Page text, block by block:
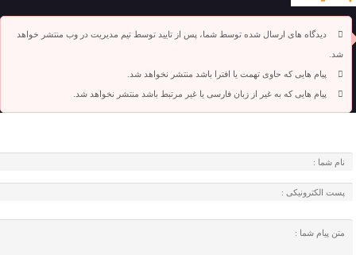
دیدگاه های ارسال شده توسط شما، پس از تایید توسط تیم مدیریت در وب منتشر خواهد
شد.
پیام هایی که حاوی تهمت یا افترا باشد منتشر نخواهد شد.
پیام هایی که به غیر از زبان فارسی یا غیر مرتبط باشد منتشر نخواهد شد.